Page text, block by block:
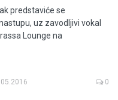
predstaviće se
uz zavodljivi vokal
Lounge na
0